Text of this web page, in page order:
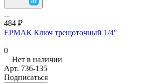
484 ₽
ЕРМАК Ключ трещоточный 1/4"
0
Нет в наличии
Арт. 736-135
Подписаться